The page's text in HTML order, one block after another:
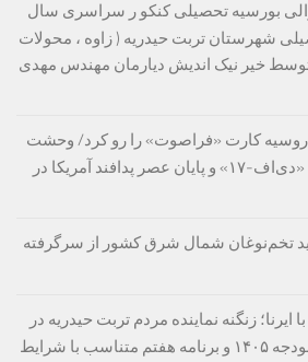
بورسیه تحصیلی کنکو ر سراسری سال
شهرستان تربت حیدریه ( زاوه ، محولات
توسط خیر نیک اندیش دیارمان مهندس مهدی
روسیه کارت «فراصوت» را رو کرد/ وحشت
در پنتاگون؛ استقرار انبوه «دی‌اف‑۱۷» و پایان عصر پدافند آمریکا در
تخم‌نوغان شمال شرق کشور از سرگرفته
زنگنه نماینده مردم تربت حیدریه در
مجلس شورای اسلامی : بودجه ۱۴۰۵ و برنامه هفتم متناسب با شرایط